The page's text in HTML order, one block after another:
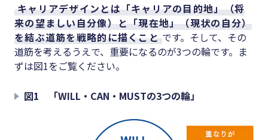
キャリアデザインとは「キャリアの目的地」（将
来の望ましい自分像）と「現在地」（現状の自分）
を結ぶ道筋を戦略的に描くこと です。そして、その
道筋を考えるうえで、重要になるのが3つの輪です。ま
ずは図1をご覧ください。
図1 「WILL・CAN・MUSTの3つの輪」